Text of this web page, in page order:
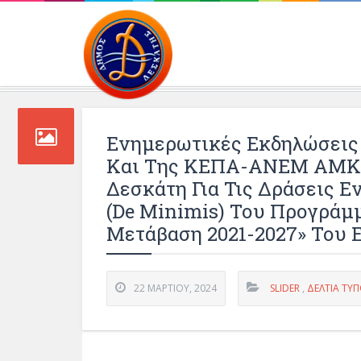
Eνημερωτικές
Και Της ΚΕΠΑ-ΑΝΕΜ
Δεσκάτη Για Τις Δράσεις
(De Minimis) Του
Μετάβαση 2021-2027» Του
22 ΜΑΡΤΊΟΥ, 2024 SLIDER , ΔΕΛΤΊΑ